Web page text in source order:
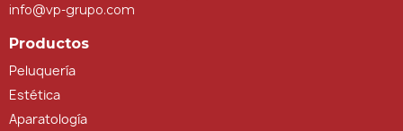
info@vp-grupo.com
Productos
Peluquería
Estética
Aparatología